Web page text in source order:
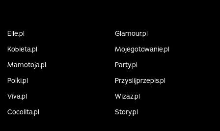
Elle.pl
Glamour.pl
Kobieta.pl
Mojegotowanie.pl
Mamotoja.pl
Party.pl
Polki.pl
Przyslijprzepis.pl
Viva.pl
Wizaz.pl
Cocolita.pl
Story.pl